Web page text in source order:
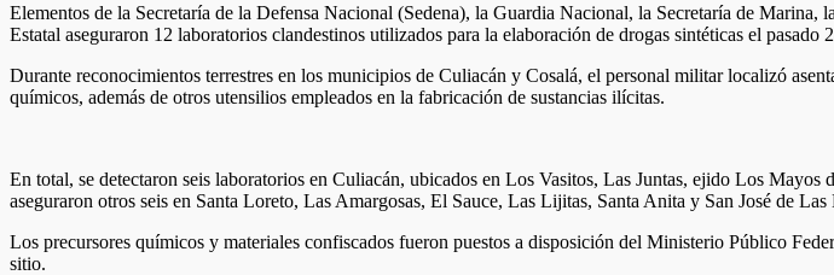
Elementos de la Secretaría de la Defensa Nacional (Sedena), la Guardia Nacional, la Secretaría de
Estatal aseguraron 12 laboratorios clandestinos utilizados para la elaboración de drogas sintéticas el pasado
Durante reconocimientos terrestres en los municipios de Culiacán y Cosalá, el personal militar localizó
químicos, además de otros utensilios empleados en la fabricación de sustancias ilícitas.
En total, se detectaron seis laboratorios en Culiacán, ubicados en Los Vasitos, Las Juntas, ejido Los
aseguraron otros seis en Santa Loreto, Las Amargosas, El Sauce, Las Lijitas, Santa Anita y San José de Las
Los precursores químicos y materiales confiscados fueron puestos a disposición del Ministerio Público
sitio.